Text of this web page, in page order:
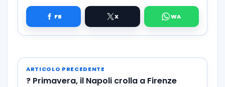
ARTICOLO PRECEDENTE
? Primavera, il Napoli crolla a Firenze